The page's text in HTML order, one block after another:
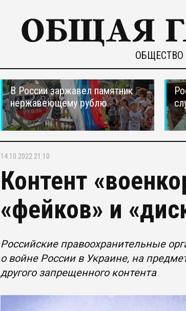
ОБЩЕСТВО
В России заржавел памятник
нержавеющему рублю
14.10.2022 21:10
Контент
«фейков» и
Российские правоохранительные
о войне России в Украине, на
другого запрещенного контента